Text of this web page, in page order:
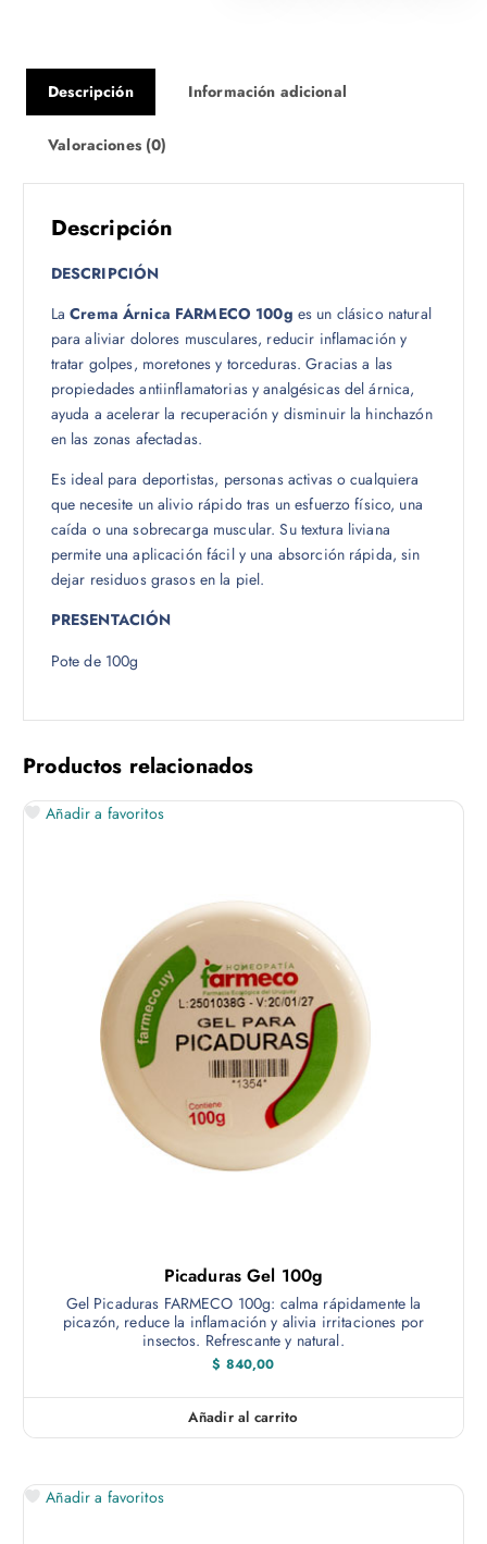
Descripción Información adicional
Valoraciones (0)
Descripción
DESCRIPCIÓN
LaCrema Árnica FARMECO 100g es un clásico natural
para aliviar dolores musculares, reducir inflamación y
tratar golpes, moretones y torceduras. Gracias a las
propiedades antiinflamatorias y analgésicas del árnica,
ayuda a acelerar la recuperación y disminuir la hinchazón
en las zonas afectadas.
Es ideal para deportistas, personas activas o cualquiera
que necesite un alivio rápido tras un esfuerzo físico, una
caída o una sobrecarga muscular. Su textura liviana
permite una aplicación fácil y una absorción rápida, sin
dejar residuos grasos en la piel.
PRESENTACIÓN
Pote de 100g
Productos relacionados
Añadir a favoritos
Picaduras Gel 100g
Gel Picaduras FARMECO 100g: calma rápidamente la
picazón, reduce la inflamación y alivia irritaciones por
insectos. Refrescante y natural.
$ 840,00
Añadir al carrito
Añadir a favoritos